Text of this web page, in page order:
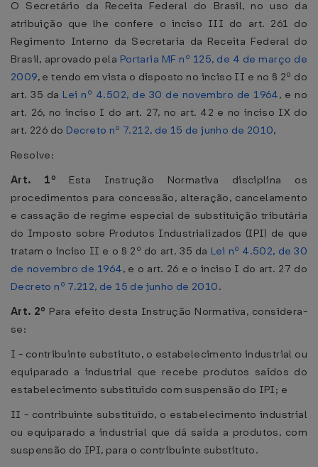
O Secretário da Receita Federal do Brasil, no uso da
atribuição que lhe confere o inciso III do art. 261 do
Regimento Interno da Secretaria da Receita Federal do
Brasil, aprovado pela Portaria MF nº 125, de 4 de março de
2009, e tendo em vista o disposto no inciso II e no § 2º do
art. 35 da Lei nº 4.502, de 30 de novembro de 1964, e no
art. 26, no inciso I do art. 27, no art. 42 e no inciso IX do
art. 226 do Decreto nº 7.212, de 15 de junho de 2010,
Resolve:
Art. 1º Esta Instrução Normativa disciplina os
procedimentos para concessão, alteração, cancelamento
e cassação de regime especial de substituição tributária
do Imposto sobre Produtos Industrializados (IPI) de que
tratam o inciso II e o § 2º do art. 35 da Lei nº 4.502, de 30
de novembro de 1964, e o art. 26 e o inciso I do art. 27 do
Decreto nº 7.212, de 15 de junho de 2010.
Art. 2º Para efeito desta Instrução Normativa, considera-
se:
I - contribuinte substituto, o estabelecimento industrial ou
equiparado a industrial que recebe produtos saídos do
estabelecimento substituído com suspensão do IPI; e
II - contribuinte substituído, o estabelecimento industrial
ou equiparado a industrial que dá saída a produtos, com
suspensão do IPI, para o contribuinte substituto.